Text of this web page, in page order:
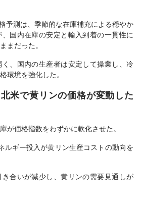
予測は、季節的な在庫補充による穏やか
国内在庫の安定と輸入到着の一貫性に
まだった。
、国内の生産者は安定して操業し、冷
環境を強化した。
米で黄リンの価格が変動した
が価格指数をわずかに軟化させた。
ルギー投入が黄リン生産コストの動向を
合いが減少し、黄リンの需要見通しが